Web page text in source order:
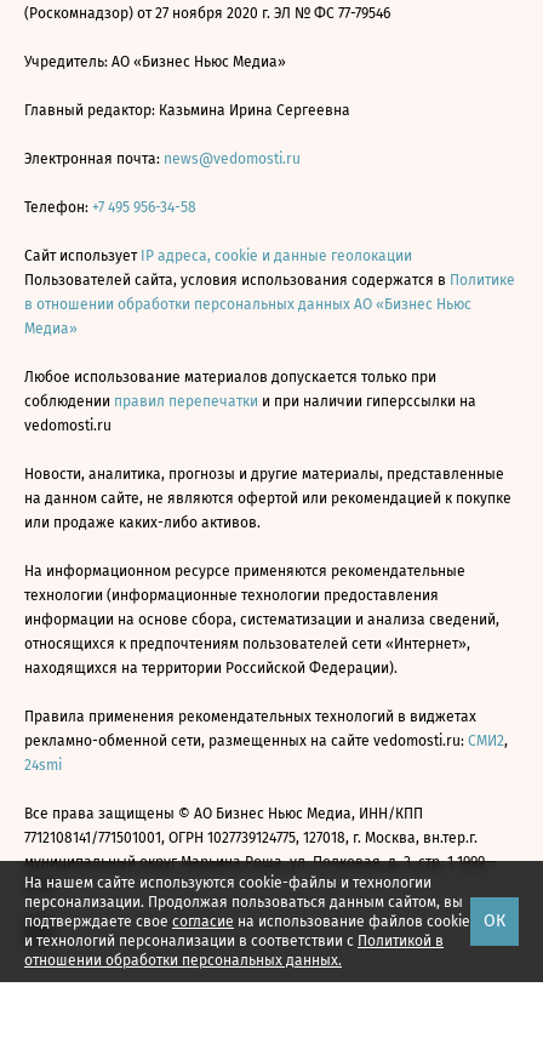
На нашем сайте используются cookie-файлы и технологии
персонализации. Продолжая пользоваться данным сайтом, вы
подтверждаете свое согласие на использование файлов cookie
и технологий персонализации в соответствии с Политикой в
отношении обработки персональных данных.
ОК
(Роскомнадзор) от 27 ноября 2020 г. ЭЛ № ФС 77-79546
Учредитель: АО «Бизнес Ньюс Медиа»
Главный редактор: Казьмина Ирина Сергеевна
Электронная почта: news@vedomosti.ru
Телефон: +7 495 956-34-58
Сайт использует IP адреса, cookie и данные геолокации
Пользователей сайта, условия использования содержатся в Политике
в отношении обработки персональных данных АО «Бизнес Ньюс
Медиа»
Любое использование материалов допускается только при
соблюдении правил перепечатки и при наличии гиперссылки на
vedomosti.ru
Новости, аналитика, прогнозы и другие материалы, представленные
на данном сайте, не являются офертой или рекомендацией к покупке
или продаже каких-либо активов.
На информационном ресурсе применяются рекомендательные
технологии (информационные технологии предоставления
информации на основе сбора, систематизации и анализа сведений,
относящихся к предпочтениям пользователей сети «Интернет»,
находящихся на территории Российской Федерации).
Правила применения рекомендательных технологий в виджетах
рекламно-обменной сети, размещенных на сайте vedomosti.ru: СМИ2,
24smi
Все права защищены © АО Бизнес Ньюс Медиа, ИНН/КПП
7712108141/771501001, ОГРН 1027739124775, 127018, г. Москва, вн.тер.г.
муниципальный округ Марьина Роща, ул. Полковая, д. 3, стр. 1 1999—
2026